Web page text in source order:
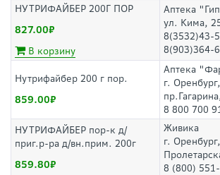
НУТРИФАЙБЕР 200Г ПОР
827.00
В корзину
Аптека
ул. Кима,
8(3532)43-
8(903)364-
Нутрифайбер 200 г пор.
859.00
Аптека
г. Оренбург,
8 800 700
НУТРИФАЙБЕР пор-к д/
приг.р-ра д/вн.прим. 200г
859.80
Живика
г.
8 (800)